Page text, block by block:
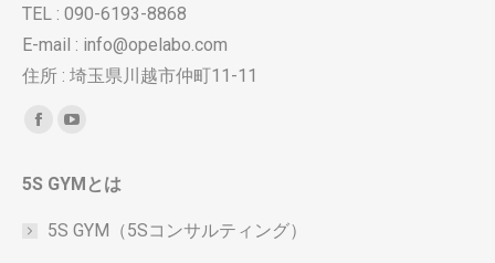
TEL : 090-6193-8868
E-mail : info@opelabo.com
住所 : 埼玉県川越市仲町11-11
Find us on:
Facebook
opens
YouTube
opens
5S GYMとは
5S GYM（5Sコンサルティング）